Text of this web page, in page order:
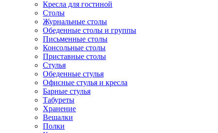
Кресла для гостиной
Столы
Журнальные столы
Обеденные столы и группы
Письменные столы
Консольные столы
Приставные столы
Стулья
Обеденные стулья
Офисные стулья и кресла
Барные стулья
Табуреты
Хранение
Вешалки
Полки